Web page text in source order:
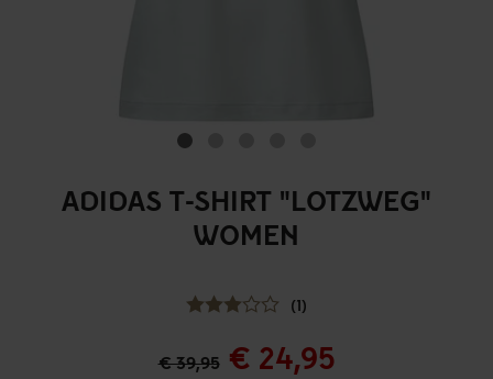
ADIDAS T-SHIRT "LOTZWEG"
WOMEN
(1)
€ 39,95 € 24,95